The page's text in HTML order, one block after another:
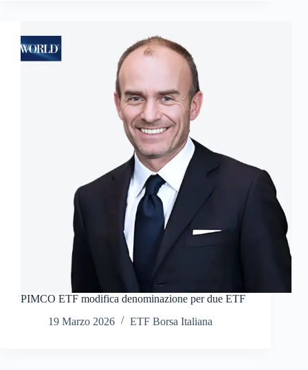
PIMCO ETF modifica denominazione per due ETF
19 Marzo 2026
ETF Borsa Italiana